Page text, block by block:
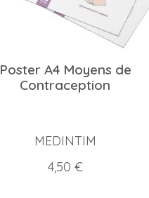
Poster A4 Moyens de
Contraception
MEDINTIM
Prix
4,50 €